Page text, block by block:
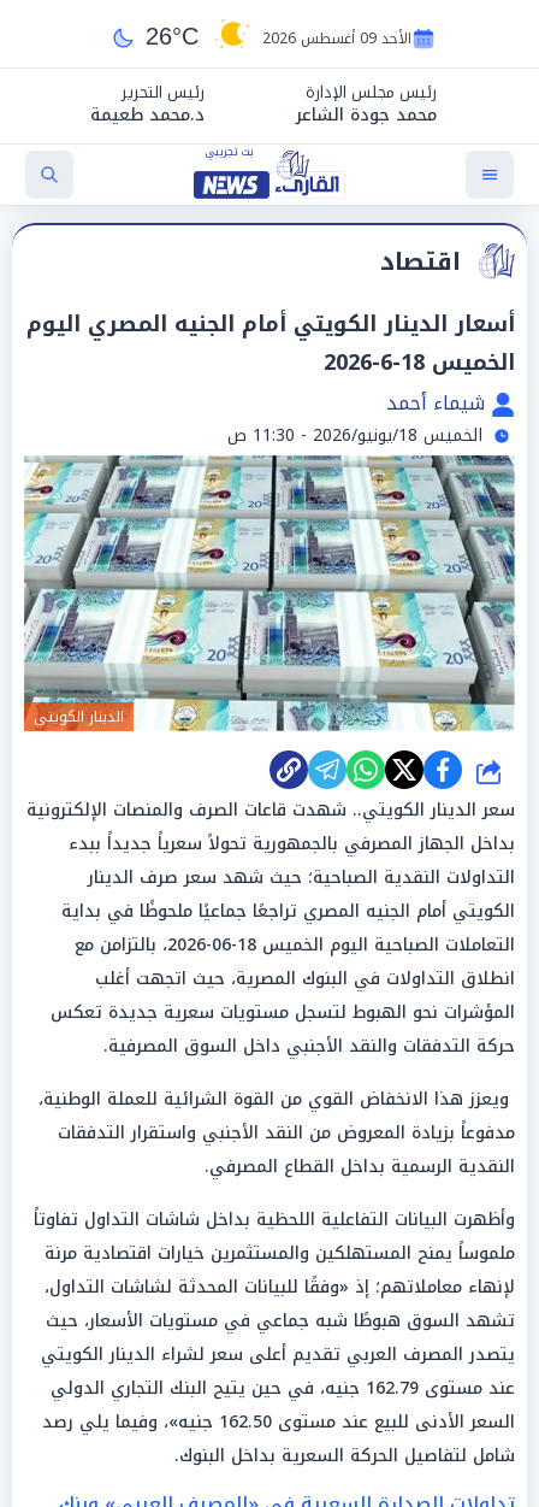
الأحد 09 أغسطس 2026 26°C
رئيس مجلس الإدارة
محمد جودة الشاعر
رئيس التحرير
د.محمد طعيمة
اقتصاد
أسعار الدينار الكويتي أمام الجنيه المصري اليوم
الخميس 18-6-2026
شيماء أحمد
الخميس 18/يونيو/2026 - 11:30 ص
الدينار الكويتي
شارك
سعر الدينار الكويتي.. شهدت قاعات الصرف والمنصات الإلكترونية
بداخل الجهاز المصرفي بالجمهورية تحولاً سعرياً جديداً ببدء
التداولات النقدية الصباحية؛ حيث شهد سعر صرف الدينار
الكويتي أمام الجنيه المصري تراجعًا جماعيًا ملحوظًا في بداية
التعاملات الصباحية اليوم الخميس 18-06-2026، بالتزامن مع
انطلاق التداولات في البنوك المصرية، حيث اتجهت أغلب
المؤشرات نحو الهبوط لتسجل مستويات سعرية جديدة تعكس
حركة التدفقات والنقد الأجنبي داخل السوق المصرفية.
ويعزز هذا الانخفاض القوي من القوة الشرائية للعملة الوطنية،
مدفوعاً بزيادة المعروض من النقد الأجنبي واستقرار التدفقات
النقدية الرسمية بداخل القطاع المصرفي.
وأظهرت البيانات التفاعلية اللحظية بداخل شاشات التداول تفاوتاً
ملموساً يمنح المستهلكين والمستثمرين خيارات اقتصادية مرنة
لإنهاء معاملاتهم؛ إذ «وفقًا للبيانات المحدثة لشاشات التداول،
تشهد السوق هبوطًا شبه جماعي في مستويات الأسعار، حيث
يتصدر المصرف العربي تقديم أعلى سعر لشراء الدينار الكويتي
عند مستوى 162.79 جنيه، في حين يتيح البنك التجاري الدولي
السعر الأدنى للبيع عند مستوى 162.50 جنيه»، وفيما يلي رصد
شامل لتفاصيل الحركة السعرية بداخل البنوك.